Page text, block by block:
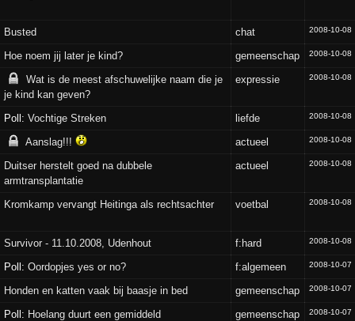
Busted chat 2008-10-08
Hoe noem jij later je kind? gemeenschap 2008-10-08
Wat is de meest afschuwelijke naam die je
je kind kan geven?
expressie 2008-10-08
Poll:Vochtige Streken liefde 2008-10-08
Aanslag!!! actueel 2008-10-08
Duitser herstelt goed na dubbele
armtransplantatie
actueel 2008-10-08
Kromkamp vervangt Heitinga als rechtsachter voetbal 2008-10-08
Survivor - 11.10.2008, Udenhout f:hard 2008-10-08
Poll:Oordopjes yes or no? f:algemeen 2008-10-07
Honden en katten vaak bij baasje in bed gemeenschap 2008-10-07
Poll: Hoelang duurt een gemiddeld
gemeenschap 2008-10-07